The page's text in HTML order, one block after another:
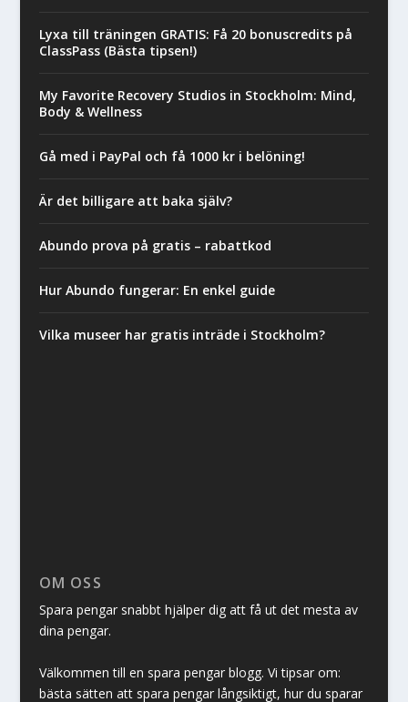
Lyxa till träningen GRATIS: Få 20 bonuscredits på
ClassPass (Bästa tipsen!)
My Favorite Recovery Studios in Stockholm: Mind,
Body & Wellness
Gå med i PayPal och få 1000 kr i belöning!
Är det billigare att baka själv?
Abundo prova på gratis – rabattkod
Hur Abundo fungerar: En enkel guide
Vilka museer har gratis inträde i Stockholm?
OM OSS
Spara pengar snabbt hjälper dig att få ut det mesta av
dina pengar.
Välkommen till en spara pengar blogg. Vi tipsar om:
bästa sätten att spara pengar långsiktigt, hur du sparar